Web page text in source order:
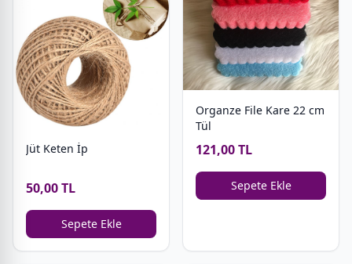
Jüt Keten İp
50,00 TL
Sepete Ekle
Organze File Kare 22 cm
Tül
121,00 TL
Sepete Ekle